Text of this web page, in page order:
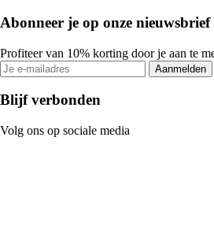
Abonneer je op onze nieuwsbrief
Profiteer van 10% korting door je aan te
Aanmelden
Blijf verbonden
Volg ons op sociale media